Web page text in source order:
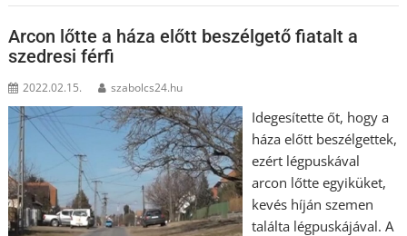
Arcon lőtte a háza előtt beszélgető fiatalt a
szedresi férfi
2022.02.15. szabolcs24.hu
Idegesítette őt, hogy a
háza előtt beszélgettek,
ezért légpuskával
arcon lőtte egyiküket,
kevés híján szemen
találta légpuskájával. A